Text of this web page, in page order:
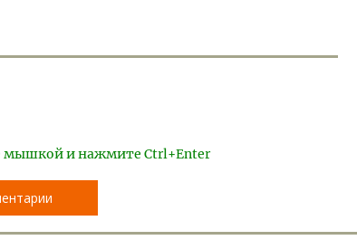
мышкой и нажмите Ctrl+Enter